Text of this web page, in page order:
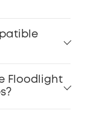
Floodlight